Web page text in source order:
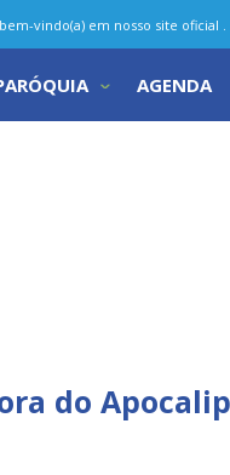
vindo(a) em nosso site oficial
AGENDA
do